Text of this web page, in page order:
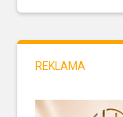
REKLAMA